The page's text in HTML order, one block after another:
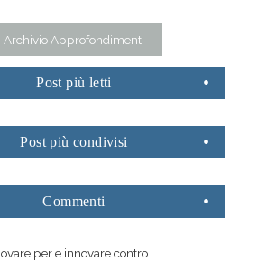
Archivio Approfondimenti
Post più letti
Post più condivisi
Commenti
per e innovare contro